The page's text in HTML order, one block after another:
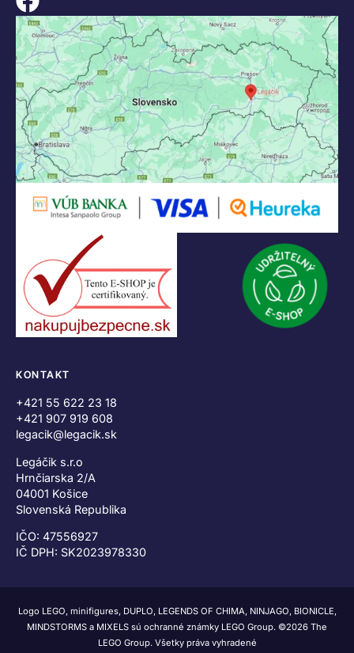
KONTAKT
+421 55 622 23 18
+421 907 919 608
legacik@legacik.sk
Legáčik s.r.o
Hrnčiarska 2/A
04001 Košice
Slovenská Republika
IČO: 47556927
IČ DPH: SK2023978330
Logo LEGO, minifigures, DUPLO, LEGENDS OF CHIMA, NINJAGO, BIONICLE,
MINDSTORMS a MIXELS sú ochranné známky LEGO Group. ©2026 The
LEGO Group. Všetky práva vyhradené